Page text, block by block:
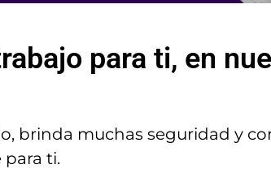
para ti, en
brinda muchas seguridad y
para ti.